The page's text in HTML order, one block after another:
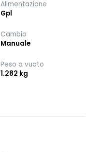
Alimentazione
Gpl
Cambio
Manuale
Peso a vuoto
1.282 kg